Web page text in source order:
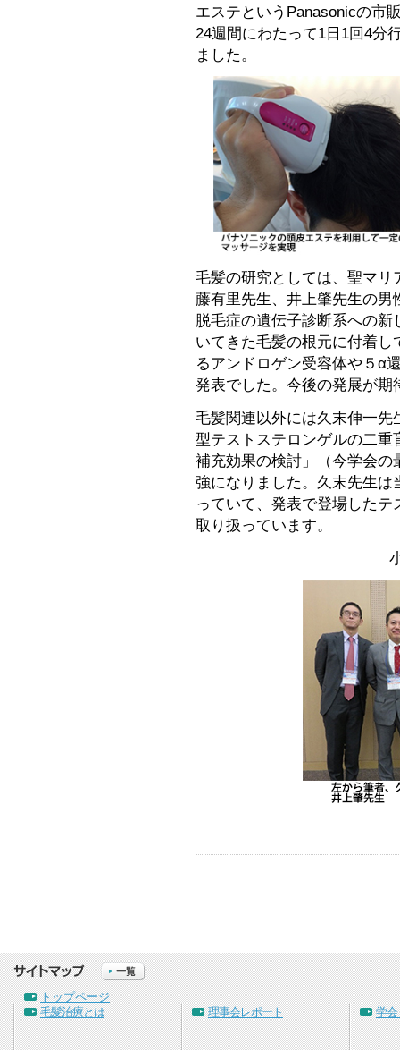
エステというPanasonicの市
24週間にわたって1日1回4分
ました。
毛髪の研究としては、聖マ
藤有里先生、井上肇先生の
脱毛症の遺伝子診断系への
いてきた毛髪の根元に付着
るアンドロゲン受容体や５α
発表でした。今後の発展が期
毛髪関連以外には久末伸一
型テストステロンゲルの二
補充効果の検討」（今学会
強になりました。久末先生
っていて、発表で登場した
取り扱っています。
トップページ
毛髪治療とは
理事会レポート 学会